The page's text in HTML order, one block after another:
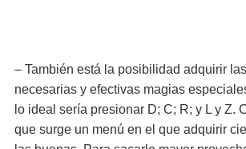
– También está la posibilidad adquirir
necesarias y efectivas magias
lo ideal sería presionar D; C; R; y L y Z.
que surge un menú en el que adquirir